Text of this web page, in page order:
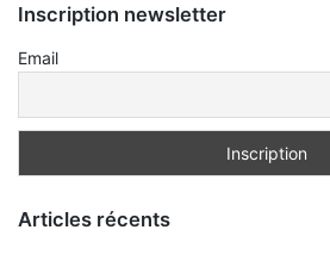
Inscription newsletter
Email
Articles récents